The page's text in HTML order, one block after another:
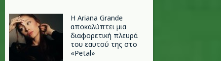
Η Ariana Grande
αποκαλύπτει μια
διαφορετική πλευρά
του εαυτού της στο
«Petal»